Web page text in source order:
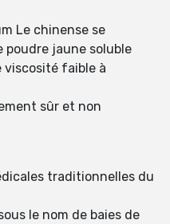
Le chinense se
poudre jaune soluble
viscosité faible à
sûr et non
traditionnelles du
le nom de baies de